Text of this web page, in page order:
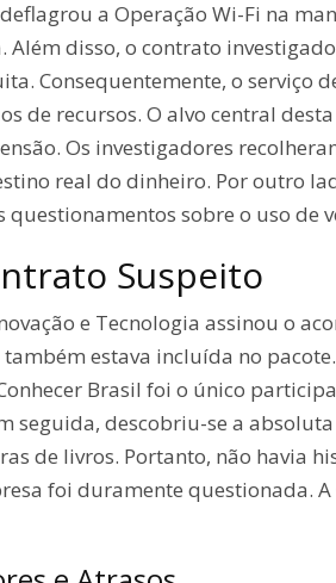
a Operação Wi-Fi na
disso, o contrato
Consequentemente, o serviço
de recursos. O alvo central
Os investigadores
real do dinheiro. Por outro
questionamentos sobre o uso de
Suspeito
e Tecnologia assinou o
estava incluída no
Brasil foi o único
seguida, descobriu-se a
de livros. Portanto, não havia
foi duramente questionada.